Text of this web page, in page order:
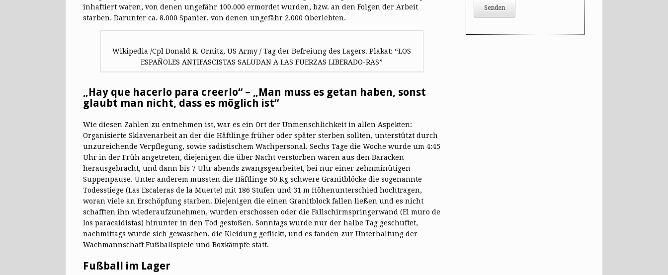
inhaftiert waren, von denen ungefähr 100.000 ermordet wurden, bzw. an den Folgen der Arbeit
starben. Darunter ca. 8.000 Spanier, von denen ungefähr 2.000 überlebten.
Wikipedia /Cpl Donald R. Ornitz, US Army / Tag der Befreiung des Lagers. Plakat: “LOS
ESPAÑOLES ANTIFASCISTAS SALUDAN A LAS FUERZAS LIBERADO-RAS”
„Hay que hacerlo para creerlo“ – „Man muss es getan haben, sonst
glaubt man nicht, dass es möglich ist“
Wie diesen Zahlen zu entnehmen ist, war es ein Ort der Unmenschlichkeit in allen Aspekten:
Organisierte Sklavenarbeit an der die Häftlinge früher oder später sterben sollten, unterstützt durch
unzureichende Verpflegung, sowie sadistischem Wachpersonal. Sechs Tage die Woche wurde um 4:45
Uhr in der Früh angetreten, diejenigen die über Nacht verstorben waren aus den Baracken
herausgebracht, und dann bis 7 Uhr abends zwangsgearbeitet, bei nur einer zehnminütigen
Suppenpause. Unter anderem mussten die Häftlinge 50 Kg schwere Granitblöcke die sogenannte
Todesstiege (Las Escaleras de la Muerte) mit 186 Stufen und 31 m Höhenunterschied hochtragen,
woran viele an Erschöpfung starben. Diejenigen die einen Granitblock fallen ließen und es nicht
schafften ihn wiederaufzunehmen, wurden erschossen oder die Fallschirmspringerwand (El muro de
los paracaidistas) hinunter in den Tod gestoßen. Sonntags wurde nur der halbe Tag geschuftet,
nachmittags wurde sich gewaschen, die Kleidung geflickt, und es fanden zur Unterhaltung der
Wachmannschaft Fußballspiele und Boxkämpfe statt.
Fußball im Lager